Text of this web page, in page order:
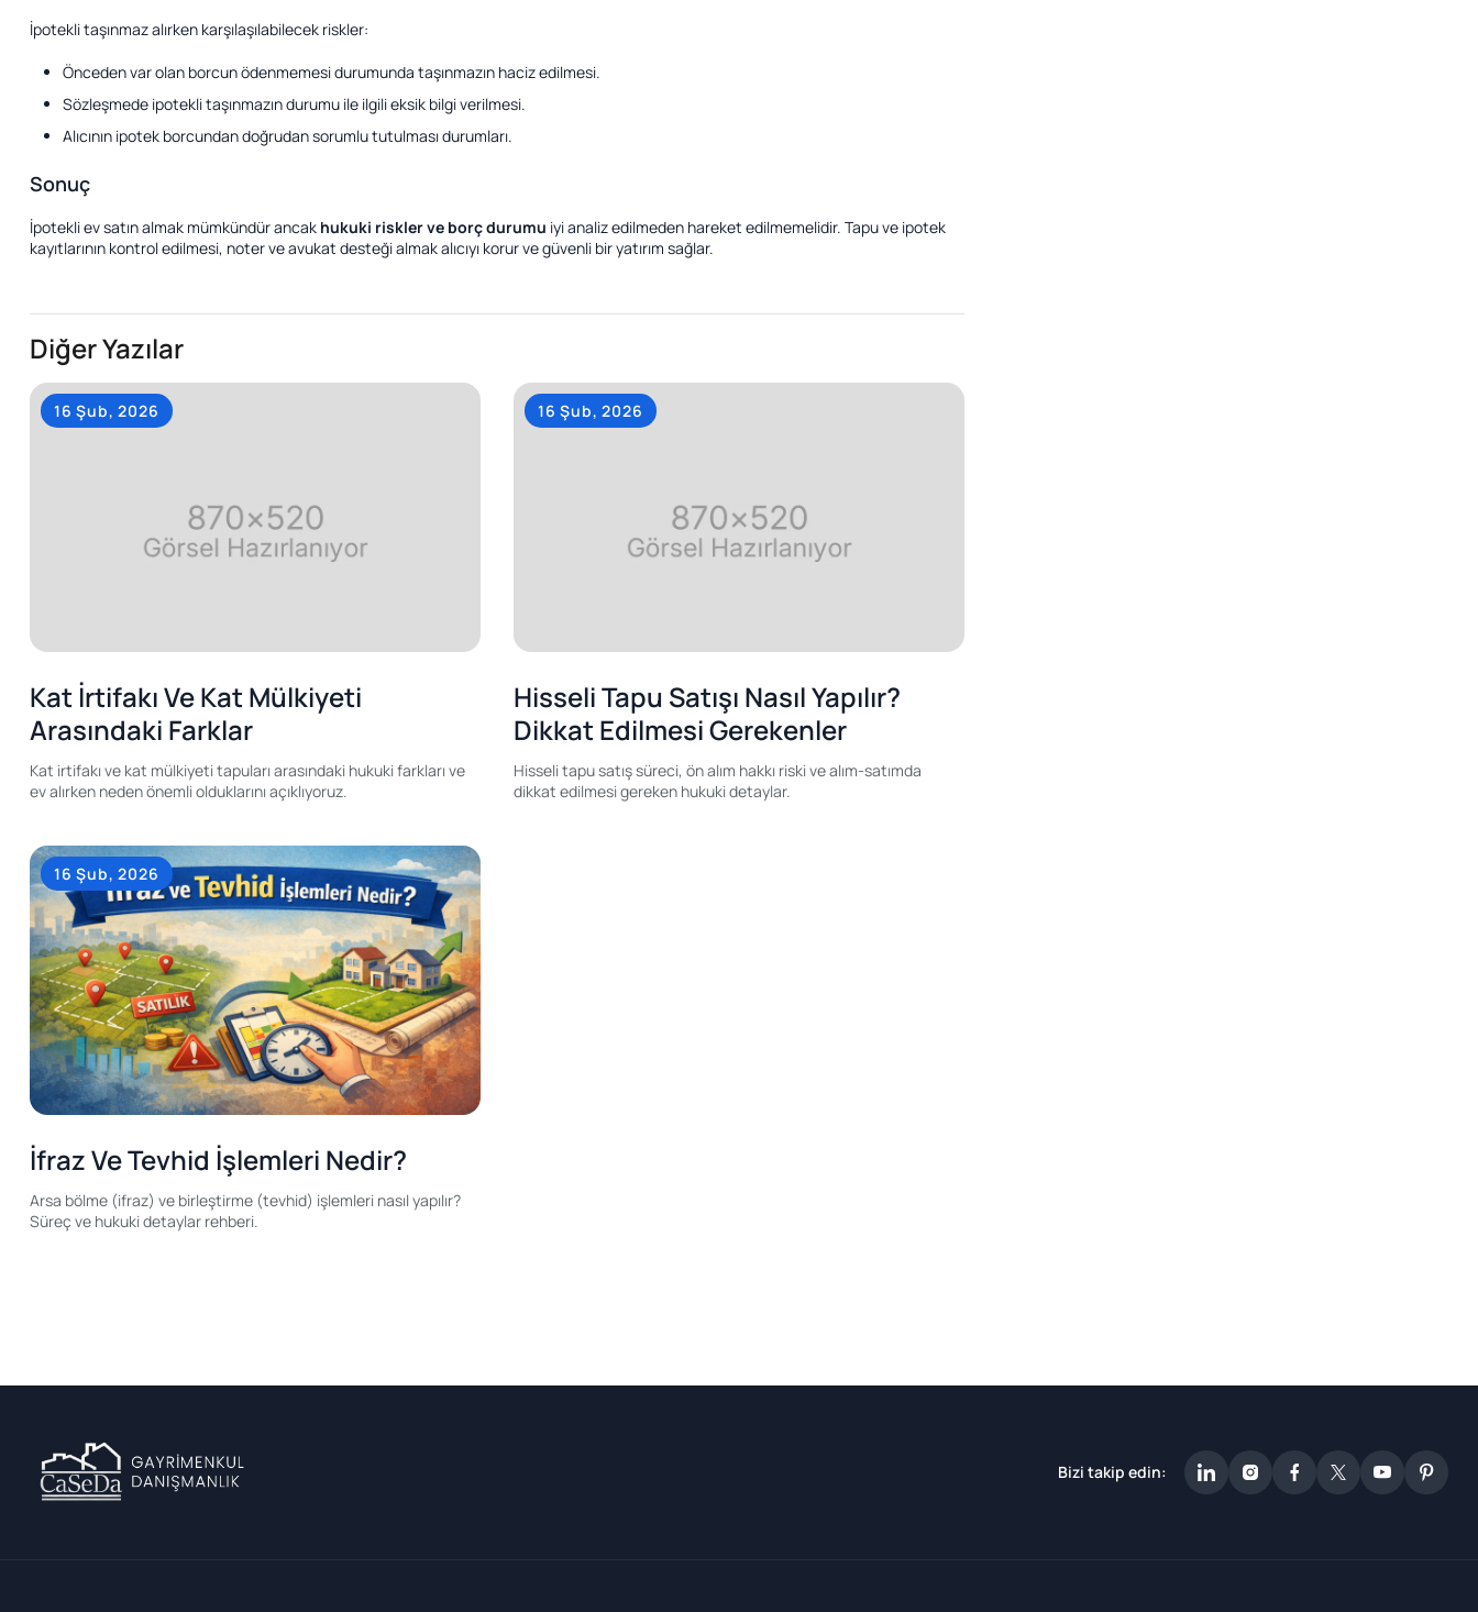
İpotekli taşınmaz alırken karşılaşılabilecek riskler:
Önceden var olan borcun ödenmemesi durumunda taşınmazın haciz edilmesi.
Sözleşmede ipotekli taşınmazın durumu ile ilgili eksik bilgi verilmesi.
Alıcının ipotek borcundan doğrudan sorumlu tutulması durumları.
Sonuç
İpotekli ev satın almak mümkündür ancak hukuki riskler ve borç durumu iyi analiz edilmeden hareket edilmemelidir. Tapu ve ipotek
kayıtlarının kontrol edilmesi, noter ve avukat desteği almak alıcıyı korur ve güvenli bir yatırım sağlar.
Diğer Yazılar
16 Şub, 2026
Kat İrtifakı Ve Kat Mülkiyeti
Arasındaki Farklar
Kat irtifakı ve kat mülkiyeti tapuları arasındaki hukuki farkları ve
ev alırken neden önemli olduklarını açıklıyoruz.
16 Şub, 2026
Hisseli Tapu Satışı Nasıl Yapılır?
Dikkat Edilmesi Gerekenler
Hisseli tapu satış süreci, ön alım hakkı riski ve alım-satımda
dikkat edilmesi gereken hukuki detaylar.
16 Şub, 2026
İfraz Ve Tevhid İşlemleri Nedir?
Arsa bölme (ifraz) ve birleştirme (tevhid) işlemleri nasıl yapılır?
Süreç ve hukuki detaylar rehberi.
Bizi takip edin: